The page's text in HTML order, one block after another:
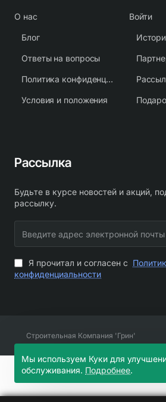
Мы используем Куки для
обслуживания. Подробнее.
О нас
Блог
Ответы на вопросы
Политика конфиденциальности
Условия и положения
Войти
Рассылка
Будьте в курсе новостей и акций,
рассылку.
адрес
электронной
почтыЯ прочитал и согласен с
конфиденциальности
Строительная Компания 'Грин'